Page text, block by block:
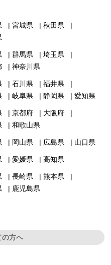
宮城県
秋田県
群馬県
埼玉県
神奈川県
石川県
福井県
岐阜県 静岡県 愛知県
京都府
大阪府
和歌山県
岡山県 広島県 山口県
愛媛県 高知県
長崎県
熊本県
鹿児島県
の方へ